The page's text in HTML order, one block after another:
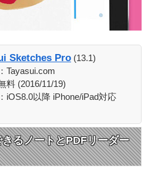
Sketches Pro (13.1)
Tayasui.com
料 (2016/11/19)
iOS8.0以降 iPhone/iPad対応
るノートとPDFリーダー